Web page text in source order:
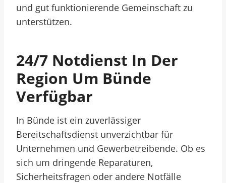
und gut funktionierende Gemeinschaft zu
unterstützen.
24/7 Notdienst In Der
Region Um Bünde
Verfügbar
In Bünde ist ein zuverlässiger
Bereitschaftsdienst unverzichtbar für
Unternehmen und Gewerbetreibende. Ob es
sich um dringende Reparaturen,
Sicherheitsfragen oder andere Notfälle